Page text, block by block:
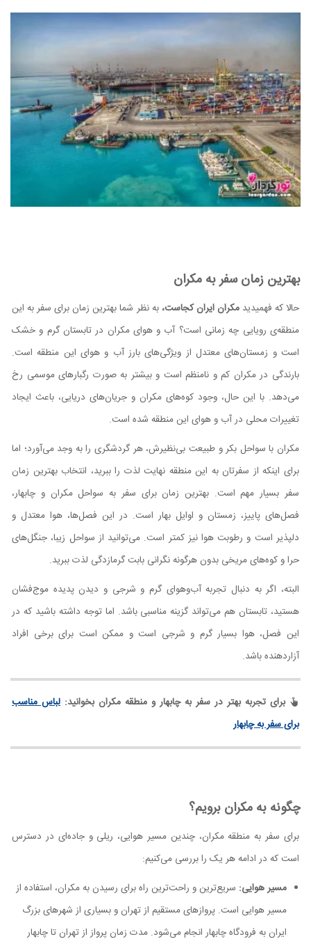
بهترین زمان سفر به مکران
حالا که فهمیدیدمکران ایران کجاست، به نظر شما بهترین زمان برای سفر به این
منطقه‌ی رویایی چه زمانی است؟ آب و هوای مکران در تابستان گرم و خشک
است و زمستان‌های معتدل از ویژگی‌های بارز آب و هوای این منطقه است.
بارندگی در مکران کم و نامنظم است و بیشتر به صورت رگبارهای موسمی رخ
می‌دهد. با این حال، وجود کوه‌های مکران و جریان‌های دریایی، باعث ایجاد
تغییرات محلی در آب و هوای این منطقه شده است.
مکران با سواحل بکر و طبیعت بی‌نظیرش، هر گردشگری را به وجد می‌آورد؛ اما
برای اینکه از سفرتان به این منطقه نهایت لذت را ببرید، انتخاب بهترین زمان
سفر بسیار مهم است. بهترین زمان برای سفر به سواحل مکران و چابهار،
فصل‌های پاییز، زمستان و اوایل بهار است. در این فصل‌ها، هوا معتدل و
دلپذیر است و رطوبت هوا نیز کمتر است. می‌توانید از سواحل زیبا، جنگل‌های
حرا و کوه‌های مریخی بدون هرگونه نگرانی بابت گرمازدگی لذت ببرید.
البته، اگر به دنبال تجربه آب‌وهوای گرم و شرجی و دیدن پدیده موج‌فشان
هستید، تابستان هم می‌تواند گزینه مناسبی باشد. اما توجه داشته باشید که در
این فصل، هوا بسیار گرم و شرجی است و ممکن است برای برخی افراد
آزاردهنده باشد.
برای تجربه بهتر در سفر به چابهار و منطقه مکران بخوانید: لباس مناسب
برای سفر به چابهار
چگونه به مکران برویم؟
برای سفر به منطقه مکران، چندین مسیر هوایی، ریلی و جاده‌ای در دسترس
است که در ادامه هر یک را بررسی می‌کنیم:
مسیر هوایی: سریع‌ترین و راحت‌ترین راه برای رسیدن به مکران، استفاده از
مسیر هوایی است. پروازهای مستقیم از تهران و بسیاری از شهرهای بزرگ
ایران به فرودگاه چابهار انجام می‌شود. مدت زمان پرواز از تهران تا چابهار